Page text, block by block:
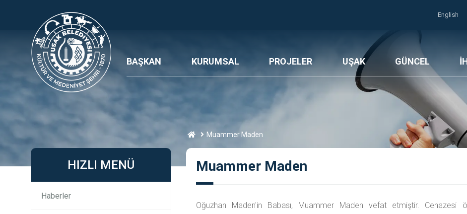
English
BAŞKAN KURUMSAL PROJELER UŞAK GÜNCEL
Muammer Maden
HIZLI MENÜ
Haberler
Muammer Maden
Oğuzhan Maden'in Babası, Muammer Maden vefat etmiştir. Cenazesi